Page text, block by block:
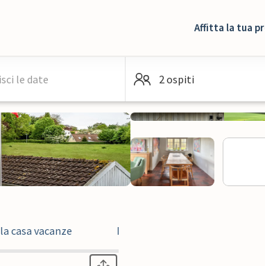
Affitta la tua
le date 2 ospiti
casa vacanze Recensioni